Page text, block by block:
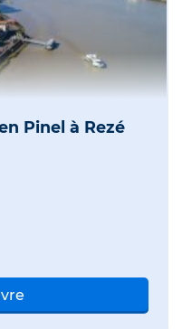
Pinel à Rezé